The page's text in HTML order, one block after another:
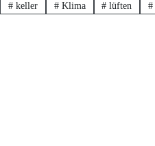
#keller #Klima # lüften #